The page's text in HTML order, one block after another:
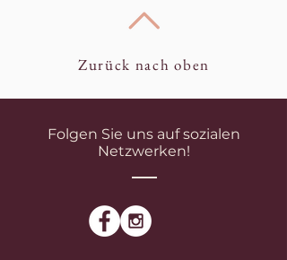
Zurück nach oben
Folgen Sie uns auf sozialen
Netzwerken!